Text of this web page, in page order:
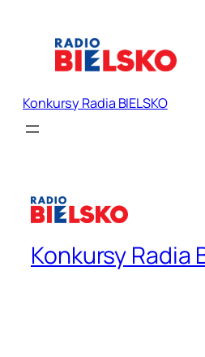
Konkursy Radia BIELSKO
Konkursy Radia